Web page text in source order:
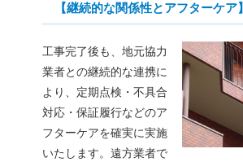
【継続的な関係性とアフターケア】
工事完了後も、地元協力
業者との継続的な連携に
より、定期点検・不具合
対応・保証履行などのア
フターケアを確実に実施
いたします。遠方業者で